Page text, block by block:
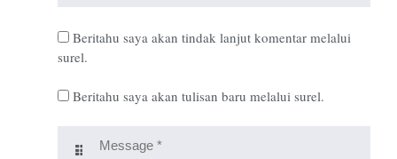
Beritahu saya akan tindak lanjut komentar melalui
surel.
Beritahu saya akan tulisan baru melalui surel.